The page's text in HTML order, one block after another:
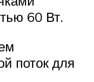
60 Вт.
поток для